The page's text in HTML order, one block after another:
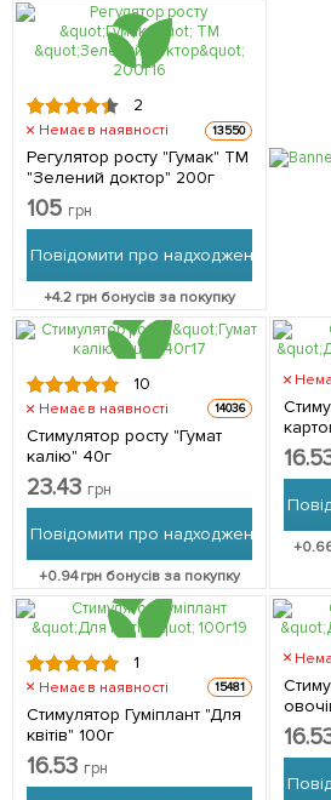
2
Немає в наявності 13550
Регулятор росту "Гумак" ТМ
"Зелений доктор" 200г
105 грн
Повідомити про надходження
+4.2 грн бонусів за покупку
10
Немає в наявності 14036
Стимулятор росту "Гумат
калію" 40г
23.43 грн
Повідомити про надходження
+0.94грн бонусів за покупку
+
1
Немає в наявності 15481
Стимулятор Гуміплант "Для
квітів" 100г
16.53 грн